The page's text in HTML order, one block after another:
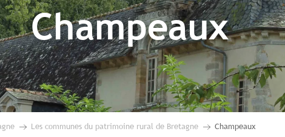
Champeaux
Les communes du patrimoine rural de Bretagne Champeaux